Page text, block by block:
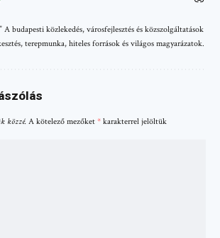
A budapesti közlekedés, városfejlesztés és közszolgáltatások
terepmunka, hiteles források és világos magyarázatok.
közzé. A kötelező mezőket * karakterrel jelöltük